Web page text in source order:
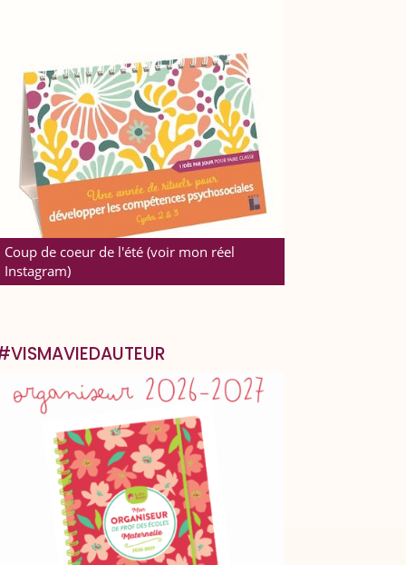
Coup de coeur de l'été (voir mon réel
Instagram)